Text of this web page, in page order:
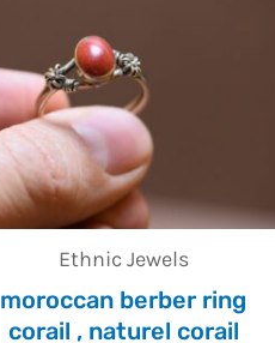
Ethnic Jewels
moroccan berber ring
corail , naturel corail